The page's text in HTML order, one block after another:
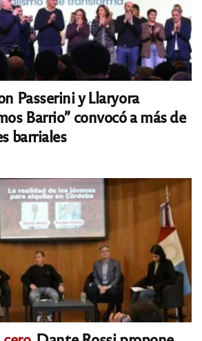
Passerini y Llaryora
Barrio” convocó a más de
barriales